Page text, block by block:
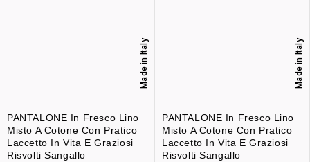
PANTALONE In Fresco Lino
Misto A Cotone Con Pratico
Laccetto In Vita E Graziosi
Risvolti Sangallo
Made in Italy
PANTALONE In Fresco Lino
Misto A Cotone Con Pratico
Laccetto In Vita E Graziosi
Risvolti Sangallo
Made in Italy